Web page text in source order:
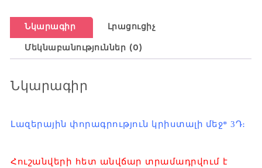
Նկարագիր Լրացուցիչ
Մեկնաբանություններ (0)
Նկարագիր
Լազերային փորագրություն կրիստալի մեջ* 3Դ։
Հուշանվերի հետ անվճար տրամադրվում է